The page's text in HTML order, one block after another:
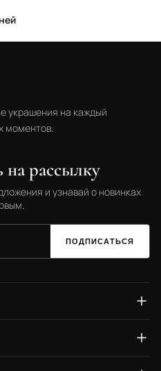
украшения на каждый
моментов.
рассылку
и узнавай о новинках
ПОДПИСАТЬСЯ